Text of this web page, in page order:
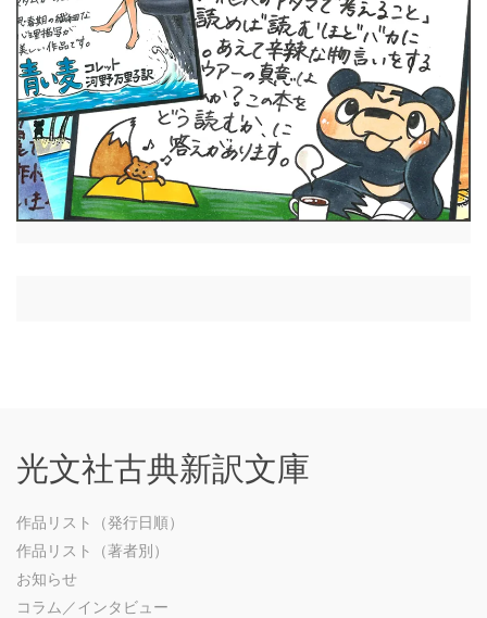
光文社古典新訳文庫
作品リスト（発行日順）
作品リスト（著者別）
お知らせ
コラム／インタビュー